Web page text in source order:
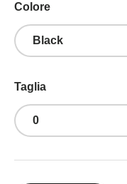
Colore
Black
Taglia
0